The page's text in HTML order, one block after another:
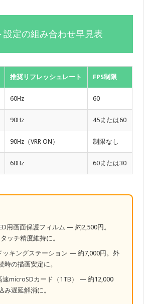
設定の組み合わせ早見表
推奨リフレッシュレート FPS制限
60Hz 60
90Hz 45または60
90Hz（VRR ON） 制限なし
60Hz 60または30
用画面保護フィルム — 約2,500円。
ッチ精度維持に。
ッキングステーション — 約7,000円。外
時の描画安定に。
microSDカード（1TB）
— 約12,000
み遅延解消に。